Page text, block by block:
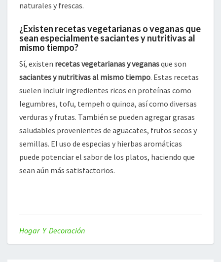
naturales y frescas.
¿Existen recetas vegetarianas o veganas que
sean especialmente saciantes y nutritivas al
mismo tiempo?
Sí, existen recetas vegetarianas y veganasque son
saciantes y nutritivas al mismo tiempo. Estas recetas
suelen incluir ingredientes ricos en proteínas como
legumbres, tofu, tempeh o quinoa, así como diversas
verduras y frutas. También se pueden agregar grasas
saludables provenientes de aguacates, frutos secos y
semillas. El uso de especias y hierbas aromáticas
puede potenciar el sabor de los platos, haciendo que
sean aún más satisfactorios.
Hogar Y Decoración